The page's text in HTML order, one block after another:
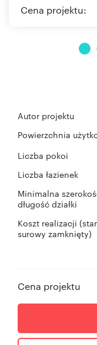
Cena projektu:
Autor projektu
Powierzchnia
Liczba pokoi
Liczba łazienek
Minimalna
długość działki
Koszt realizacji
surowy zamknięty)
Cena projektu